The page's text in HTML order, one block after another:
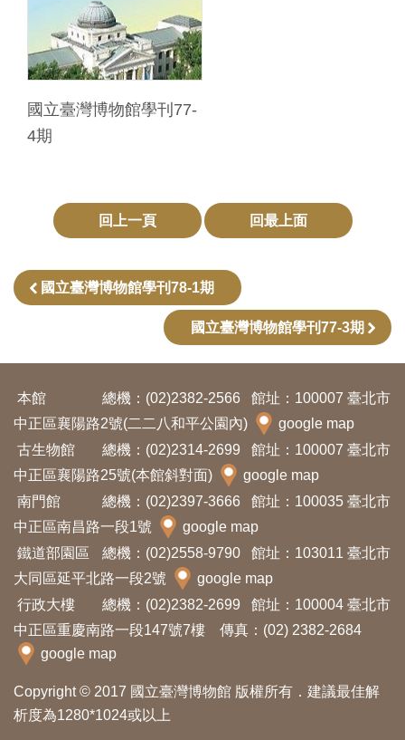
告
著
作
首
友
善
措
施
服
務
網
站
導
覽
glis
h
本
語
國立臺灣博物館學刊77-
4期
回上一頁 回最上面
國立臺灣博物館學刊78-1期
國立臺灣博物館學刊77-3期
本館 總機：(02)2382-2566
館址：100007 臺北市
中正區襄陽路2號(二二八和平公園內)
google map
古生物館
總機：(02)2314-2699
館址：100007 臺北市
中正區襄陽路25號(本館斜對面)
google map
南門館
總機：(02)2397-3666
館址：100035 臺北市
中正區南昌路一段1號
google map
鐵道部園區
總機：(02)2558-9790
館址：103011 臺北市
大同區延平北路一段2號
google map
行政大樓
總機：(02)2382-2699
館址：100004 臺北市
中正區重慶南路一段147號7樓 傳真：(02) 2382-2684
google map
Copyright © 2017 國立臺灣博物館 版權所有．建議最佳解
析度為1280*1024或以上